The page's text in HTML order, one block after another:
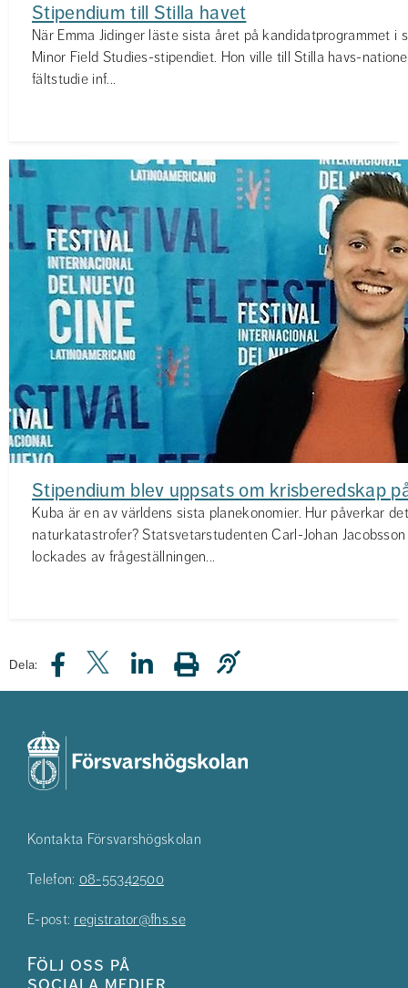
Stipendium till Stilla havet
När Emma Jidinger läste sista året på kandidatprogrammet i
Minor Field Studies-stipendiet. Hon ville till Stilla havs-
fältstudie inf...
Stipendium blev uppsats om krisberedskap
Kuba är en av världens sista planekonomier. Hur påverkar
naturkatastrofer? Statsvetarstudenten Carl-Johan
lockades av frågeställningen...
Dela:
Kontakta Försvarshögskolan
Telefon: 08-55342500
E-post: registrator@fhs.se
Följ oss på